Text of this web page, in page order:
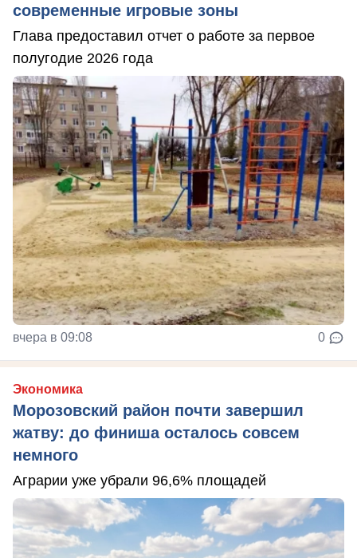
современные игровые зоны
Глава предоставил отчет о работе за первое
полугодие 2026 года
вчера в 09:08 0
Экономика
Морозовский район почти завершил
жатву: до финиша осталось совсем
немного
Аграрии уже убрали 96,6% площадей